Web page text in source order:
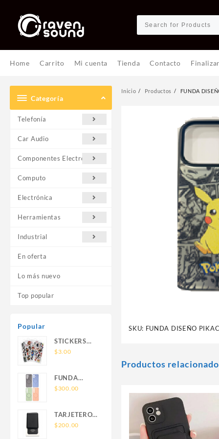
contenido
Home Carrito Mi cuenta Tienda Contacto
Categoría
Telefonía
Car Audio
Componentes Electrónicos
Computo
Electrónica
Herramientas
Industrial
En oferta
Lo más nuevo
Top popular
Popular
STICKERS
UNIVERSALES
$3.00
FUNDA
NOVA SAM
SIN SOPORTE
MAGNETICO
$300.00
TARJETERO
SIN SOPORTE
$200.00
Inicio Productos FUNDA
SKU: FUNDA DISEÑO
Productos